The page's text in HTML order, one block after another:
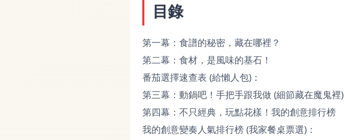
目錄
第一幕：食譜的秘密，藏在哪裡？
第二幕：食材，是風味的基石！
番茄選擇速查表 (給懶人包)：
第三幕：動鍋吧！手把手跟我做 (細節藏在魔鬼裡)
第四幕：不只經典，玩點花樣！我的創意排行榜
我的創意變奏人氣排行榜 (我家餐桌票選)：